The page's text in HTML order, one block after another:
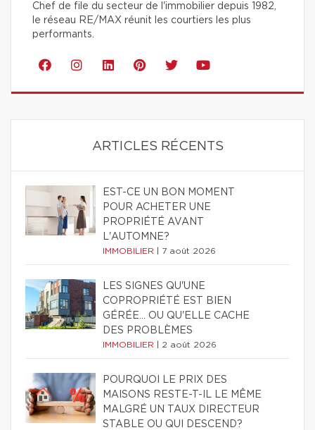
Chef de file du secteur de l'immobilier depuis 1982,
le réseau RE/MAX réunit les courtiers les plus
performants.
ARTICLES RÉCENTS
EST-CE UN BON MOMENT
POUR ACHETER UNE
PROPRIÉTÉ AVANT
L'AUTOMNE?
IMMOBILIER 7 août 2026
LES SIGNES QU'UNE
COPROPRIÉTÉ EST BIEN
GÉRÉE… OU QU'ELLE CACHE
DES PROBLÈMES
IMMOBILIER 2 août 2026
POURQUOI LE PRIX DES
MAISONS RESTE-T-IL LE MÊME
MALGRÉ UN TAUX DIRECTEUR
STABLE OU QUI DESCEND?